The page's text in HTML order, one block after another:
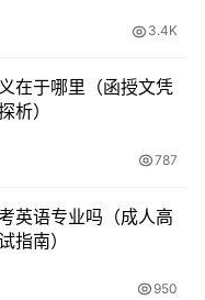
3.4K
在于哪里（函授文凭
析）
787
英语专业吗（成人高
指南）
950